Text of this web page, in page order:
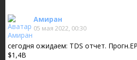
Амиран
05 мая 2022, 00:30
сегодня ожидаем: TDS отчет.
$1,4B